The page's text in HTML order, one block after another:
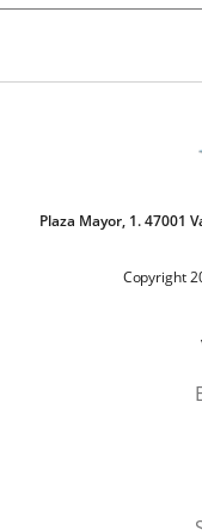
Plaza Mayor, 1. 47001
Copyright